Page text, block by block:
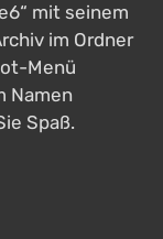
mit seinem
im Ordner
Menü
Namen
Spaß.